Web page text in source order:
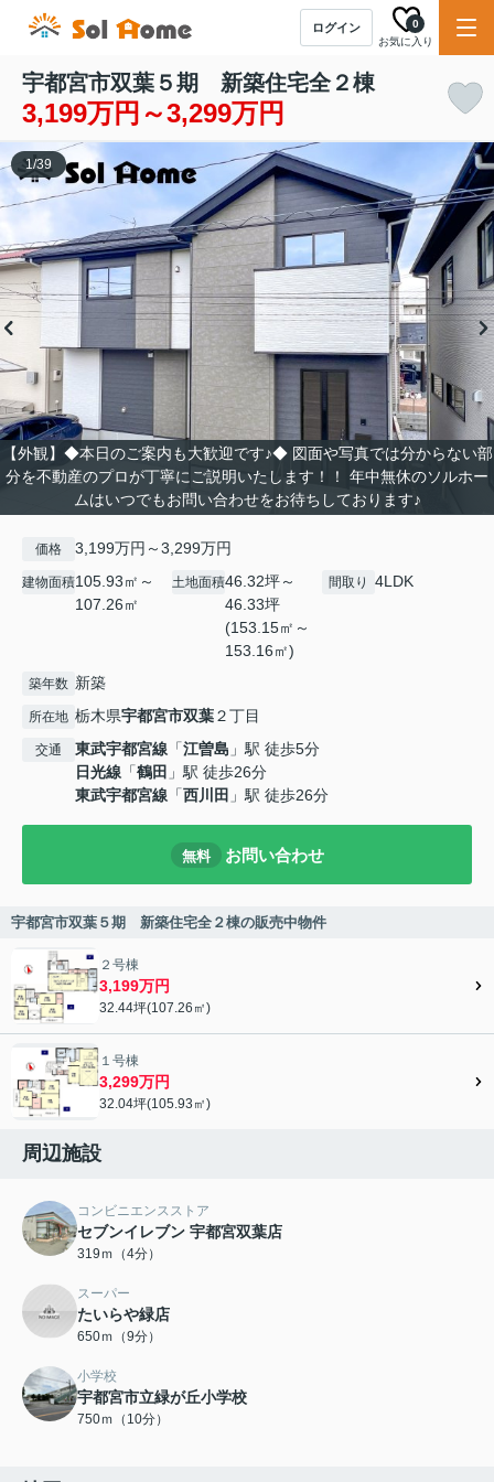
ログイン
お気に入り
0
宇都宮市双葉５期 新築住宅全２棟
3,199万円～3,299万円
【外観】◆本日のご案内も大歓迎です♪◆ 図面や写真では分からない部
分を不動産のプロが丁寧にご説明いたします！！ 年中無休のソルホー
ムはいつでもお問い合わせをお待ちしております♪
1/39
価格 3,199万円～3,299万円
建物面積105.93㎡～
107.26㎡
土地面積46.32坪～
46.33坪
(153.15㎡～
153.16㎡)
間取り 4LDK
築年数 新築
所在地 栃木県宇都宮市双葉２丁目
交通 東武宇都宮線 「江曽島 」駅 徒歩5分
日光線 「鶴田 」駅 徒歩26分
東武宇都宮線 「西川田 」駅 徒歩26分
無料 お問い合わせ
宇都宮市双葉５期 新築住宅全２棟の販売中物件
２号棟
3,199万円
32.44坪(107.26㎡)
１号棟
3,299万円
32.04坪(105.93㎡)
周辺施設
コンビニエンスストア
セブンイレブン 宇都宮双葉店
319ｍ（4分）
スーパー
たいらや緑店
650ｍ（9分）
小学校
宇都宮市立緑が丘小学校
750ｍ（10分）